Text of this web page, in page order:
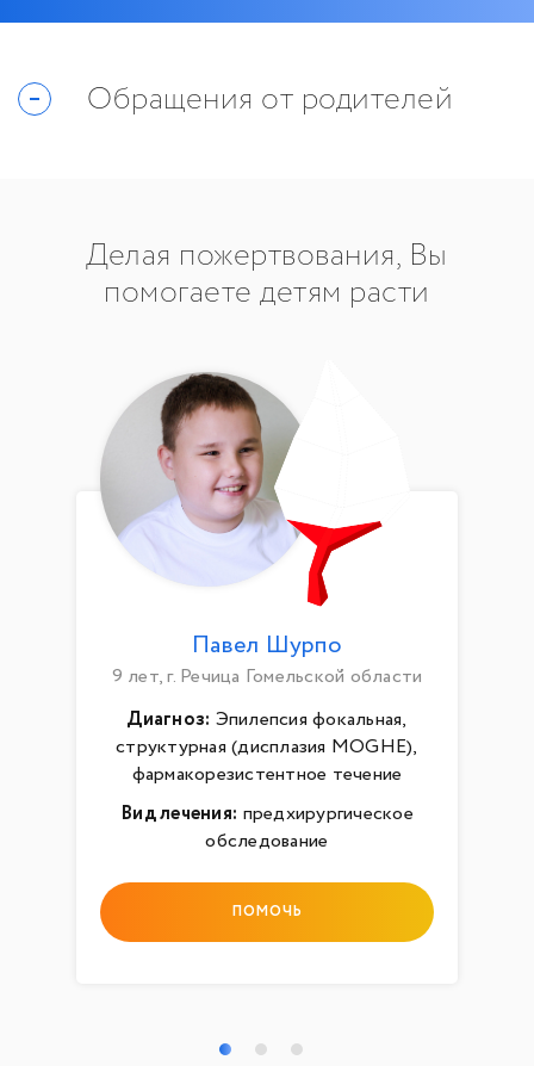
Обращения от родителей
Делая пожертвования, Вы
помогаете детям расти
Павел Шурпо
9 лет, г. Речица Гомельской области
Диагноз: Эпилепсия фокальная,
структурная (дисплазия MOGHE),
фармакорезистентное течение
Вид лечения: предхирургическое
обследование
ПОМОЧЬ